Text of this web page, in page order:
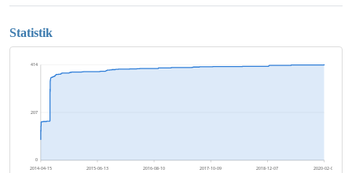
Statistik
0
207
414
2014-04-15 2015-06-13 2016-08-10 2017-10-09 2018-12-07 2020-02-04